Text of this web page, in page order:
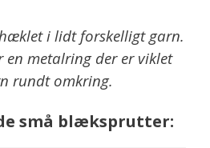
i lidt forskelligt garn.
en metalring der er viklet
rundt omkring.
små blæksprutter: